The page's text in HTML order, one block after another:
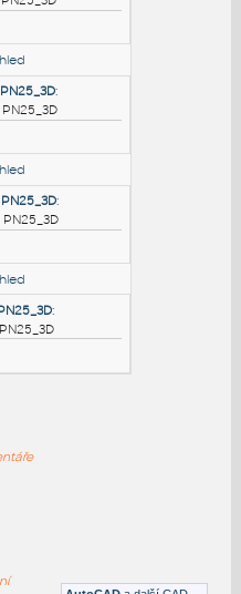
BLOKY:
PN25_3D:
PN25_3D
PN25_3D
PN25_3D